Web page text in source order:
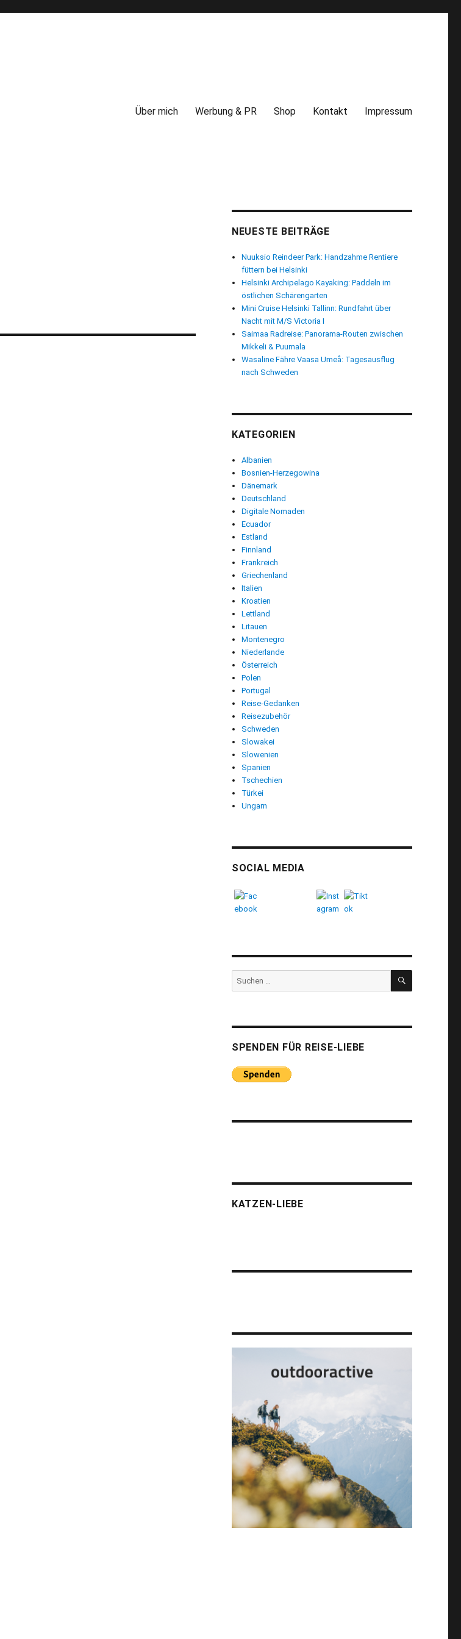
Über mich Werbung & PR Shop Kontakt Impressum
NEUESTE BEITRÄGE
Nuuksio Reindeer Park: Handzahme Rentiere
füttern bei Helsinki
Helsinki Archipelago Kayaking: Paddeln im
östlichen Schärengarten
Mini Cruise Helsinki Tallinn: Rundfahrt über
Nacht mit M/S Victoria I
Saimaa Radreise: Panorama-Routen zwischen
Mikkeli & Puumala
Wasaline Fähre Vaasa Umeå: Tagesausflug
nach Schweden
KATEGORIEN
Albanien
Bosnien-Herzegowina
Dänemark
Deutschland
Digitale Nomaden
Ecuador
Estland
Finnland
Frankreich
Griechenland
Italien
Kroatien
Lettland
Litauen
Montenegro
Niederlande
Österreich
Polen
Portugal
Reise-Gedanken
Reisezubehör
Schweden
Slowakei
Slowenien
Spanien
Tschechien
Türkei
Ungarn
SOCIAL MEDIA
Suchen
nach:
SUCHEN
SPENDEN FÜR REISE-LIEBE
KATZEN-LIEBE